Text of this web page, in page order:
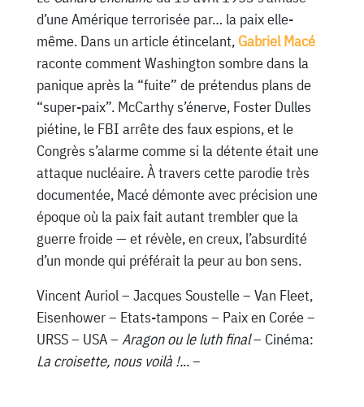
d’une Amérique terrorisée par… la paix elle-
même. Dans un article étincelant, Gabriel Macé
raconte comment Washington sombre dans la
panique après la “fuite” de prétendus plans de
“super-paix”. McCarthy s’énerve, Foster Dulles
piétine, le FBI arrête des faux espions, et le
Congrès s’alarme comme si la détente était une
attaque nucléaire. À travers cette parodie très
documentée, Macé démonte avec précision une
époque où la paix fait autant trembler que la
guerre froide — et révèle, en creux, l’absurdité
d’un monde qui préférait la peur au bon sens.
Vincent Auriol – Jacques Soustelle – Van Fleet,
Eisenhower – Etats-tampons – Paix en Corée –
URSS – USA – Aragon ou le luth final– Cinéma:
La croisette, nous voilà !... –